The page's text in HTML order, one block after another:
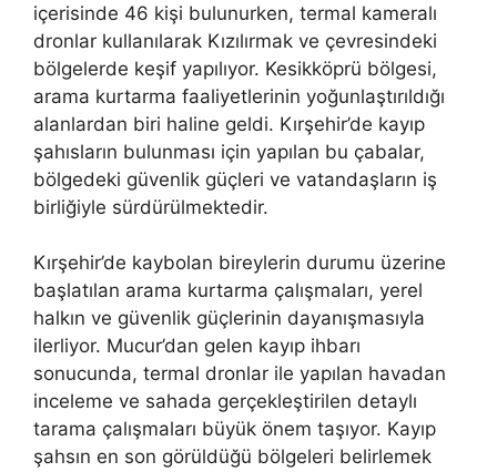
içerisinde 46 kişi bulunurken, termal kameralı
dronlar kullanılarak Kızılırmak ve çevresindeki
bölgelerde keşif yapılıyor. Kesikköprü bölgesi,
arama kurtarma faaliyetlerinin yoğunlaştırıldığı
alanlardan biri haline geldi. Kırşehir’de kayıp
şahısların bulunması için yapılan bu çabalar,
bölgedeki güvenlik güçleri ve vatandaşların iş
birliğiyle sürdürülmektedir.
Kırşehir’de kaybolan bireylerin durumu üzerine
başlatılan arama kurtarma çalışmaları, yerel
halkın ve güvenlik güçlerinin dayanışmasıyla
ilerliyor. Mucur’dan gelen kayıp ihbarı
sonucunda, termal dronlar ile yapılan havadan
inceleme ve sahada gerçekleştirilen detaylı
tarama çalışmaları büyük önem taşıyor. Kayıp
şahsın en son görüldüğü bölgeleri belirlemek